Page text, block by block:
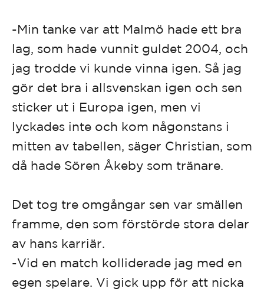
-Min tanke var att Malmö hade ett bra
lag, som hade vunnit guldet 2004, och
jag trodde vi kunde vinna igen. Så jag
gör det bra i allsvenskan igen och sen
sticker ut i Europa igen, men vi
lyckades inte och kom någonstans i
mitten av tabellen, säger Christian, som
då hade Sören Åkeby som tränare.
Det tog tre omgångar sen var smällen
framme, den som förstörde stora delar
av hans karriär.
-Vid en match kolliderade jag med en
egen spelare. Vi gick upp för att nicka